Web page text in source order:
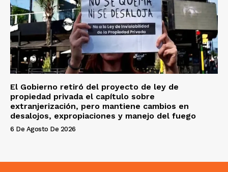
El Gobierno retiró del proyecto de ley de
propiedad privada el capítulo sobre
extranjerización, pero mantiene cambios en
desalojos, expropiaciones y manejo del fuego
6 De Agosto De 2026